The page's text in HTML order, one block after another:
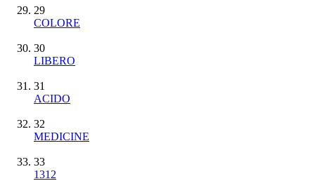
29
COLORE
30
LIBERO
31
ACIDO
32
MEDICINE
33
1312